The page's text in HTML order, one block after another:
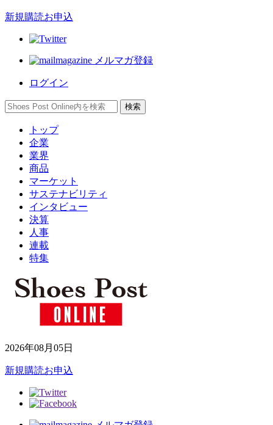
新規購読お申込
メルマガ登録
ログイン
トップ
企業
業界
商品
マーケット
サステナビリティ
インタビュー
決算
人事
連載
特集
2026年08月05日
新規購読お申込